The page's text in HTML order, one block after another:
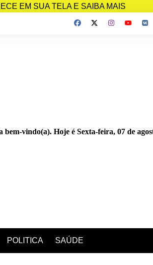
EM SUA TELA E SAIBA MAIS
bem-vindo(a). Hoje é Sexta-feira, 07 de
POLITICA SAÚDE